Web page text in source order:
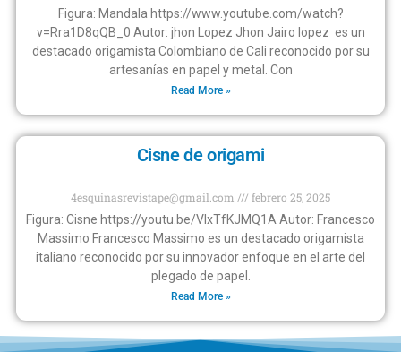
Figura: Mandala https://www.youtube.com/watch?
v=Rra1D8qQB_0 Autor: jhon Lopez Jhon Jairo lopez es un
destacado origamista Colombiano de Cali reconocido por su
artesanías en papel y metal. Con
Read More »
Cisne de origami
4esquinasrevistape@gmail.com
febrero 25, 2025
Figura: Cisne https://youtu.be/VlxTfKJMQ1A Autor: Francesco
Massimo Francesco Massimo es un destacado origamista
italiano reconocido por su innovador enfoque en el arte del
plegado de papel.
Read More »